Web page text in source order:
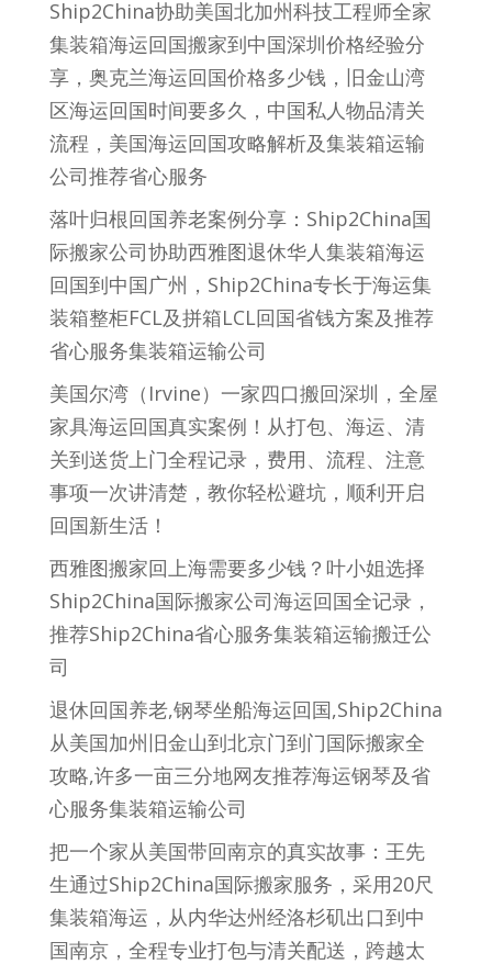
Ship2China协助美国北加州科技工程师全家
集装箱海运回国搬家到中国深圳价格经验分
享，奥克兰海运回国价格多少钱，旧金山湾
区海运回国时间要多久，中国私人物品清关
流程，美国海运回国攻略解析及集装箱运输
公司推荐省心服务
落叶归根回国养老案例分享：Ship2China国
际搬家公司协助西雅图退休华人集装箱海运
回国到中国广州，Ship2China专长于海运集
装箱整柜FCL及拼箱LCL回国省钱方案及推荐
省心服务集装箱运输公司
美国尔湾（Irvine）一家四口搬回深圳，全屋
家具海运回国真实案例！从打包、海运、清
关到送货上门全程记录，费用、流程、注意
事项一次讲清楚，教你轻松避坑，顺利开启
回国新生活！
西雅图搬家回上海需要多少钱？叶小姐选择
Ship2China国际搬家公司海运回国全记录，
推荐Ship2China省心服务集装箱运输搬迁公
司
退休回国养老,钢琴坐船海运回国,Ship2China
从美国加州旧金山到北京门到门国际搬家全
攻略,许多一亩三分地网友推荐海运钢琴及省
心服务集装箱运输公司
把一个家从美国带回南京的真实故事：王先
生通过Ship2China国际搬家服务，采用20尺
集装箱海运，从内华达州经洛杉矶出口到中
国南京，全程专业打包与清关配送，跨越太